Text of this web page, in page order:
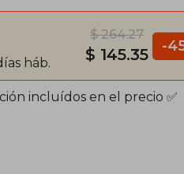
háb.
$ 264.27
$ 145.35 -
incluídos en el precio ✅